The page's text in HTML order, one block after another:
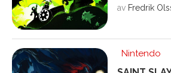
av Fredrik
Nintendo